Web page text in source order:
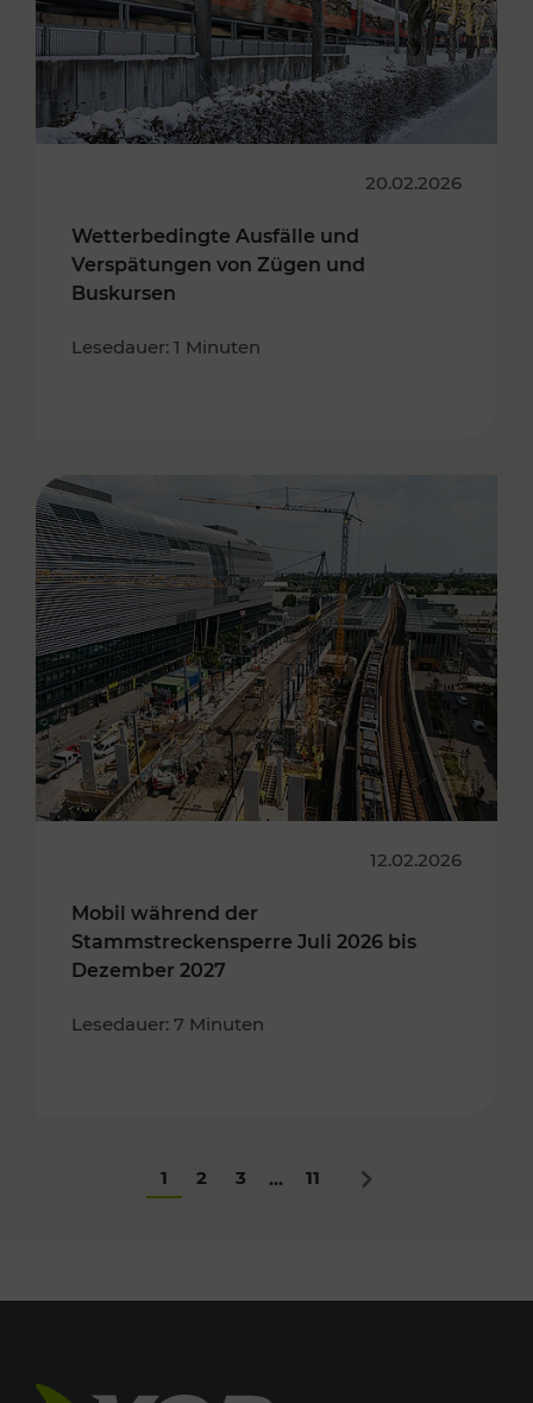
20.02.2026
Wetterbedingte Ausfälle und
Verspätungen von Zügen und
Buskursen
Lesedauer: 1 Minuten
12.02.2026
Mobil während der
Stammstreckensperre Juli 2026 bis
Dezember 2027
Lesedauer: 7 Minuten
1 2 3 ... 11 Nächstes